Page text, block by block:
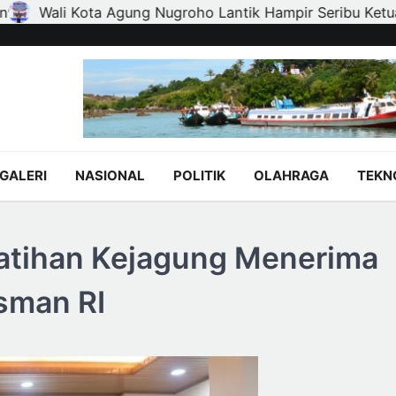
Seribu Ketua RT, RW, dan Pengurus Dasa Wisma di
GALERI NASIONAL POLITIK OLAHRAGA
Kejagung Menerima
RI